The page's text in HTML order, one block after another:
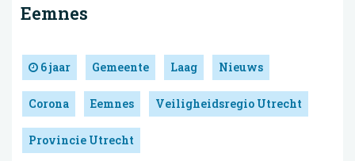
Eemnes
6 jaar Gemeente Laag Nieuws
Corona Eemnes Veiligheidsregio Utrecht
Provincie Utrecht